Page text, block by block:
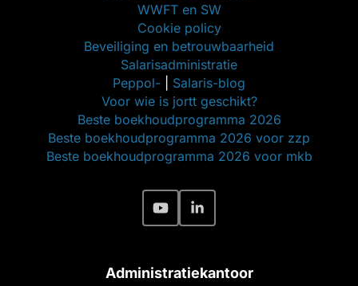
WWFT en SW
Cookie policy
Beveiliging en betrouwbaarheid
Salarisadministratie
Peppol-
Salaris-blog
Voor wie is jortt geschikt?
Beste boekhoudprogramma 2026
Beste boekhoudprogramma 2026 voor zzp
Beste boekhoudprogramma 2026 voor mkb
Administratiekantoor